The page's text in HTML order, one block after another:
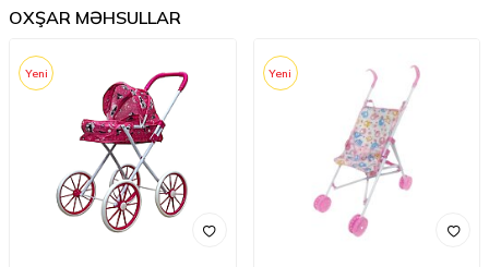
OXŞAR MƏHSULLAR
Yeni Yeni